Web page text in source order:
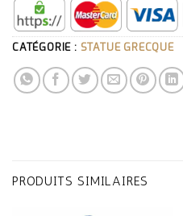
CATÉGORIE : STATUE GRECQUE
PRODUITS SIMILAIRES